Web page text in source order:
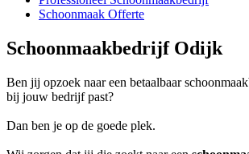
Schoonmaak Offerte
Schoonmaakbedrijf Odijk
Ben jij opzoek naar een betaalbaar
bij jouw bedrijf past?
Dan ben je op de goede plek.